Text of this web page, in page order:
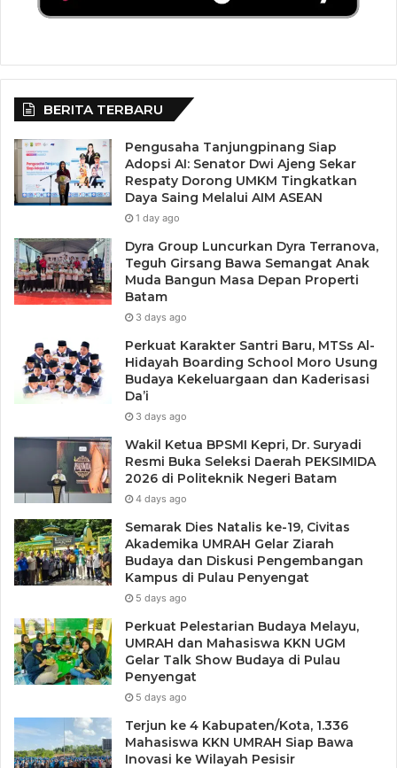
BERITA TERBARU
Pengusaha Tanjungpinang Siap
Adopsi AI: Senator Dwi Ajeng Sekar
Respaty Dorong UMKM Tingkatkan
Daya Saing Melalui AIM ASEAN
1 day ago
Dyra Group Luncurkan Dyra Terranova,
Teguh Girsang Bawa Semangat Anak
Muda Bangun Masa Depan Properti
Batam
3 days ago
Perkuat Karakter Santri Baru, MTSs Al-
Hidayah Boarding School Moro Usung
Budaya Kekeluargaan dan Kaderisasi
Da’i
3 days ago
Wakil Ketua BPSMI Kepri, Dr. Suryadi
Resmi Buka Seleksi Daerah PEKSIMIDA
2026 di Politeknik Negeri Batam
4 days ago
Semarak Dies Natalis ke-19, Civitas
Akademika UMRAH Gelar Ziarah
Budaya dan Diskusi Pengembangan
Kampus di Pulau Penyengat
5 days ago
Perkuat Pelestarian Budaya Melayu,
UMRAH dan Mahasiswa KKN UGM
Gelar Talk Show Budaya di Pulau
Penyengat
5 days ago
Terjun ke 4 Kabupaten/Kota, 1.336
Mahasiswa KKN UMRAH Siap Bawa
Inovasi ke Wilayah Pesisir